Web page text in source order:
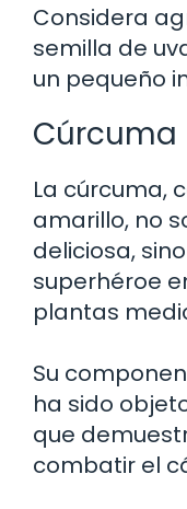
Considera
semilla de
un pequeño
Cúrcuma
La cúrcuma,
amarillo, no
deliciosa,
superhéroe
plantas
Su
ha sido
que
combatir el